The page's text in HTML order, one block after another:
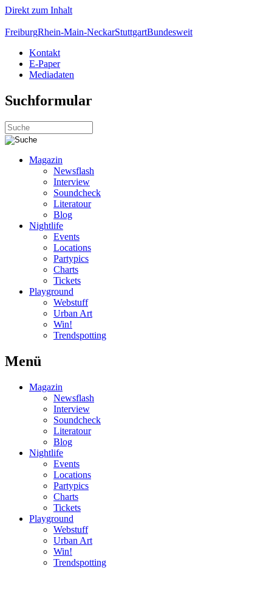
Direkt zum Inhalt
FreiburgRhein-Main-NeckarStuttgartBundesweit
Kontakt
E-Paper
Mediadaten
Suchformular
Magazin
Newsflash
Interview
Soundcheck
Literatour
Blog
Nightlife
Events
Locations
Partypics
Charts
Tickets
Playground
Webstuff
Urban Art
Win!
Trendspotting
Menü
Magazin
Newsflash
Interview
Soundcheck
Literatour
Blog
Nightlife
Events
Locations
Partypics
Charts
Tickets
Playground
Webstuff
Urban Art
Win!
Trendspotting